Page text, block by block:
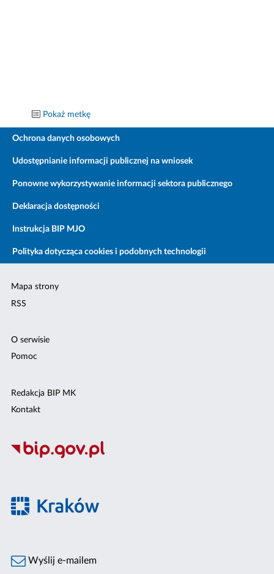
Pokaż metkę
Ochrona danych osobowych
Udostępnianie informacji publicznej na wniosek
Ponowne wykorzystywanie informacji sektora publicznego
Deklaracja dostępności
Instrukcja BIP MJO
Polityka dotycząca cookies i podobnych technologii
Mapa strony
RSS
O serwisie
Pomoc
Redakcja BIP MK
Kontakt
Wyślij e-mailem